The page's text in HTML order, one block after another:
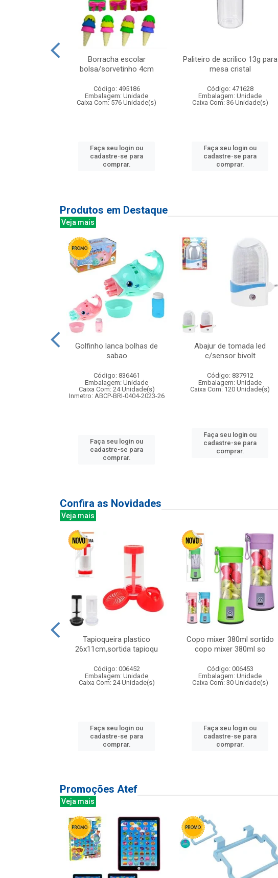
Borracha escolar
bolsa/sorvetinho 4cm
Código: 495186
Embalagem: Unidade
Caixa Com: 576 Unidade(s)
Faça seu login ou
cadastre-se para
comprar.
Paliteiro de acrilico 13g para
mesa cristal
Código: 471628
Embalagem: Unidade
Caixa Com: 36 Unidade(s)
Faça seu login ou
cadastre-se para
comprar.
Produtos em Destaque
Veja mais
Golfinho lanca bolhas de
sabao
Código: 836461
Embalagem: Unidade
Caixa Com: 24 Unidade(s)
Inmetro: ABCP-BRI-0404-2023-26
Faça seu login ou
cadastre-se para
comprar.
Abajur de tomada led
c/sensor bivolt
Código: 837912
Embalagem: Unidade
Caixa Com: 120 Unidade(s)
Faça seu login ou
cadastre-se para
comprar.
Confira as Novidades
Veja mais
Tapioqueira plastico
26x11cm,sortida tapioqu
Código: 006452
Embalagem: Unidade
Caixa Com: 24 Unidade(s)
Faça seu login ou
cadastre-se para
comprar.
Copo mixer 380ml sortido
copo mixer 380ml so
Código: 006453
Embalagem: Unidade
Caixa Com: 30 Unidade(s)
Faça seu login ou
cadastre-se para
comprar.
Promoções Atef
Veja mais